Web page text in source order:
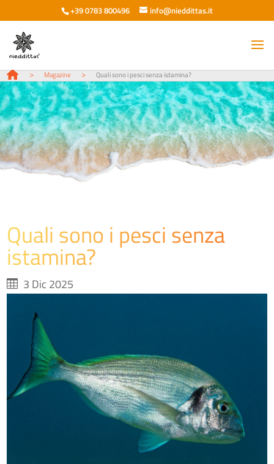
+39 0783 800496 info@nieddittas.it
> Magazine > Quali sono i pesci senza istamina?
Quali sono i pesci senza
istamina?
3 Dic 2025